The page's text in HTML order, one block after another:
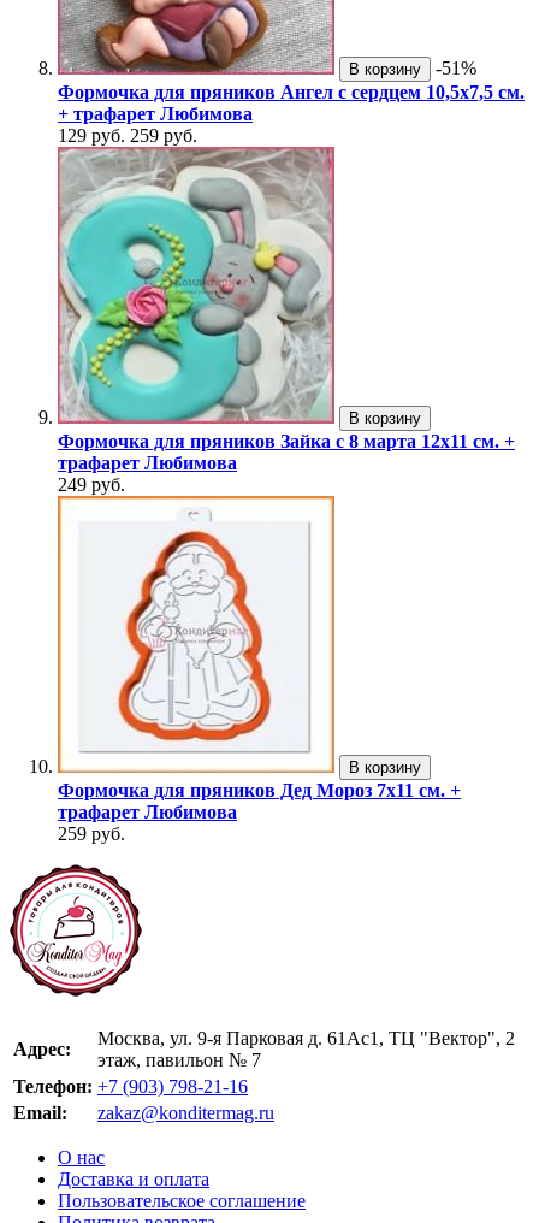
В корзину
-51%
Формочка для пряников Ангел с сердцем 10,5х7,5 см.
+ трафарет Любимова
129 руб. 259 руб.
В корзину
Формочка для пряников Зайка с 8 марта 12х11 см. +
трафарет Любимова
249 руб.
В корзину
Формочка для пряников Дед Мороз 7х11 см. +
трафарет Любимова
259 руб.
Адрес:
Москва, ул. 9-я Парковая д. 61Ас1, ТЦ "Вектор", 2
этаж, павильон № 7
Телефон: +7 (903) 798-21-16
Email:
zakaz@konditermag.ru
О нас
Доставка и оплата
Пользовательское соглашение